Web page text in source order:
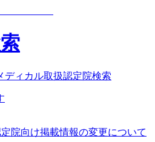
ディカル取扱認定院検索
院向け掲載情報の変更について